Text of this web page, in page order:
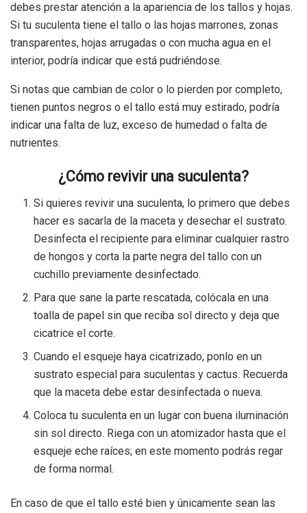
debes prestar atención a la apariencia de los tallos y hojas.
Si tu suculenta tiene el tallo o las hojas marrones, zonas
transparentes, hojas arrugadas o con mucha agua en el
interior, podría indicar que está pudriéndose.
Si notas que cambian de color o lo pierden por completo,
tienen puntos negros o el tallo está muy estirado, podría
indicar una falta de luz, exceso de humedad o falta de
nutrientes.
¿Cómo revivir una suculenta?
Si quieres revivir una suculenta, lo primero que debes
hacer es sacarla de la maceta y desechar el sustrato.
Desinfecta el recipiente para eliminar cualquier rastro
de hongos y corta la parte negra del tallo con un
cuchillo previamente desinfectado.
Para que sane la parte rescatada, colócala en una
toalla de papel sin que reciba sol directo y deja que
cicatrice el corte.
Cuando el esqueje haya cicatrizado, ponlo en un
sustrato especial para suculentas y cactus. Recuerda
que la maceta debe estar desinfectada o nueva.
Coloca tu suculenta en un lugar con buena iluminación
sin sol directo. Riega con un atomizador hasta que el
esqueje eche raíces; en este momento podrás regar
de forma normal.
En caso de que el tallo esté bien y únicamente sean las